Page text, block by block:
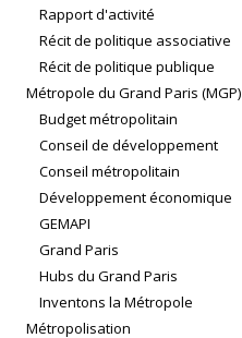
Rapport d'activité
Récit de politique associative
Récit de politique publique
Métropole du Grand Paris (MGP)
Budget métropolitain
Conseil de développement
Conseil métropolitain
Développement économique
GEMAPI
Grand Paris
Hubs du Grand Paris
Inventons la Métropole
Métropolisation